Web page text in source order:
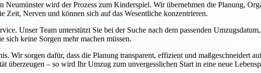
wird der Prozess zum Kinderspiel. Wir übernehmen die Planung,
Zeit, Nerven und können sich auf das Wesentliche konzentrieren.
Unser Team unterstützt Sie bei der Suche nach dem passenden
keine Sorgen mehr machen müssen.
Wir sorgen dafür, dass die Planung transparent, effizient und maßgeschneidert
überzeugen – so wird Ihr Umzug zum unvergesslichen Start in eine neue